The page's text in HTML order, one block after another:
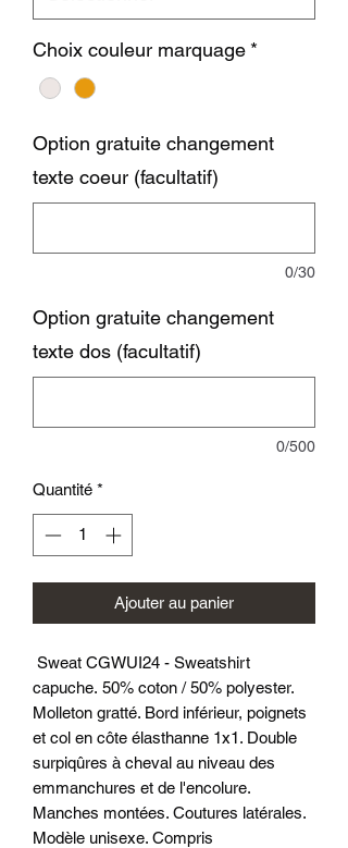
Choix couleur marquage *
Option gratuite changement
texte coeur (facultatif)
0/30
Option gratuite changement
texte dos (facultatif)
0/500
Quantité *
Ajouter au panier
Sweat CGWUI24 - Sweatshirt
capuche. 50% coton / 50% polyester.
Molleton gratté. Bord inférieur, poignets
et col en côte élasthanne 1x1. Double
surpiqûres à cheval au niveau des
emmanchures et de l'encolure.
Manches montées. Coutures latérales.
Modèle unisexe. Compris